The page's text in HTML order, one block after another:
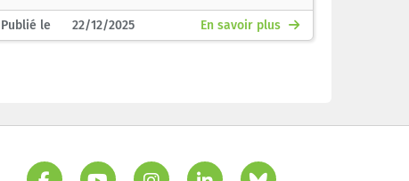
Publié le 22/12/2025 En savoir plus